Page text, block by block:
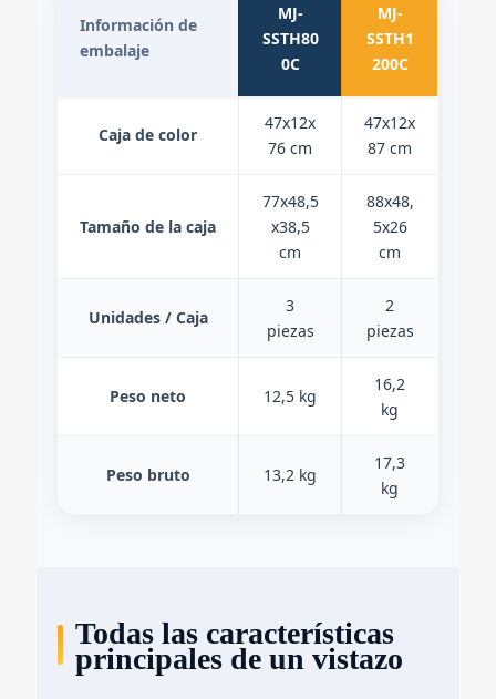
Información de
embalaje
MJ-
SSTH80
0C
MJ-
SSTH1
200C
Caja de color
47x12x
76 cm
47x12x
87 cm
Tamaño de la caja
77x48,5
x38,5
cm
88x48,
5x26
cm
Unidades / Caja
3
piezas
2
piezas
Peso neto 12,5 kg
16,2
kg
Peso bruto 13,2 kg
17,3
kg
Todas las características
principales de un vistazo